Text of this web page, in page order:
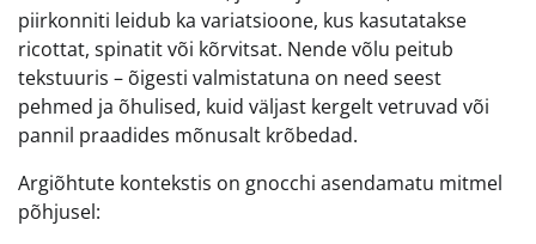
piirkonniti leidub ka variatsioone, kus kasutatakse
ricottat, spinatit või kõrvitsat. Nende võlu peitub
tekstuuris – õigesti valmistatuna on need seest
pehmed ja õhulised, kuid väljast kergelt vetruvad või
pannil praadides mõnusalt krõbedad.
Argiõhtute kontekstis on gnocchi asendamatu mitmel
põhjusel: